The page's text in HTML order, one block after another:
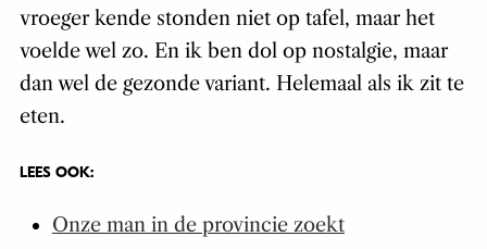
vroeger kende stonden niet op tafel, maar het
voelde wel zo. En ik ben dol op nostalgie, maar
dan wel de gezonde variant. Helemaal als ik zit te
eten.
LEES OOK:
Onze man in de provincie zoekt